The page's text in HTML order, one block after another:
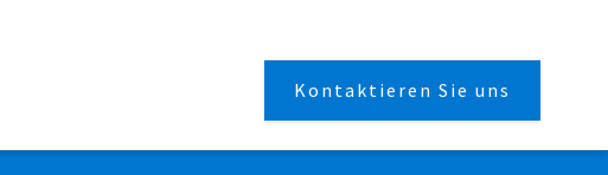
Kontaktieren Sie uns